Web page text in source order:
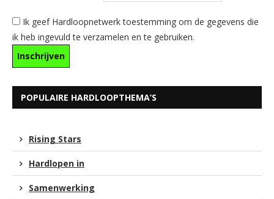
Ik geef Hardloopnetwerk toestemming om de gegevens die
ik heb ingevuld te verzamelen en te gebruiken.
POPULAIRE HARDLOOPTHEMA’S
Rising Stars
Hardlopen in
Samenwerking